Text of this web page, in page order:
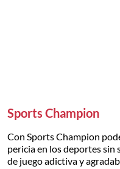
Sports Champion
Con Sports Champion
pericia en los deportes sin
de juego adictiva y